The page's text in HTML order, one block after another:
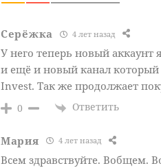
Серёжка 4 лет назад
У него теперь новый аккаунт
и ещё и новый канал который
Invest. Так же продолжает
0 Ответить
Мария 4 лет назад
Всем здравствуйте. Вобщем.